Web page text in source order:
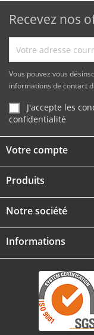
Recevez nos
Vous pouvez vous
informations de contact
J'accepte les
confidentialité
Votre compte
Produits
Notre société
Informations